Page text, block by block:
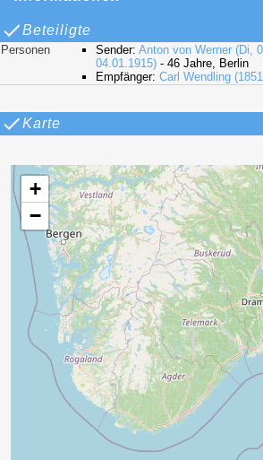
Beteiligte
Personen Sender:Anton von Werner (Di,
04.01.1915) - 46 Jahre, Berlin
Empfänger:Carl Wendling
Karte
+
−